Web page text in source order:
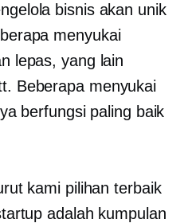
bisnis akan unik
menyukai
lepas, yang lain
Beberapa menyukai
berfungsi paling baik
kami pilihan terbaik
adalah kumpulan